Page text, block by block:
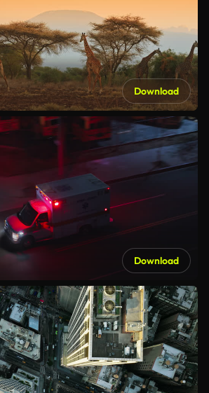
Download
Download